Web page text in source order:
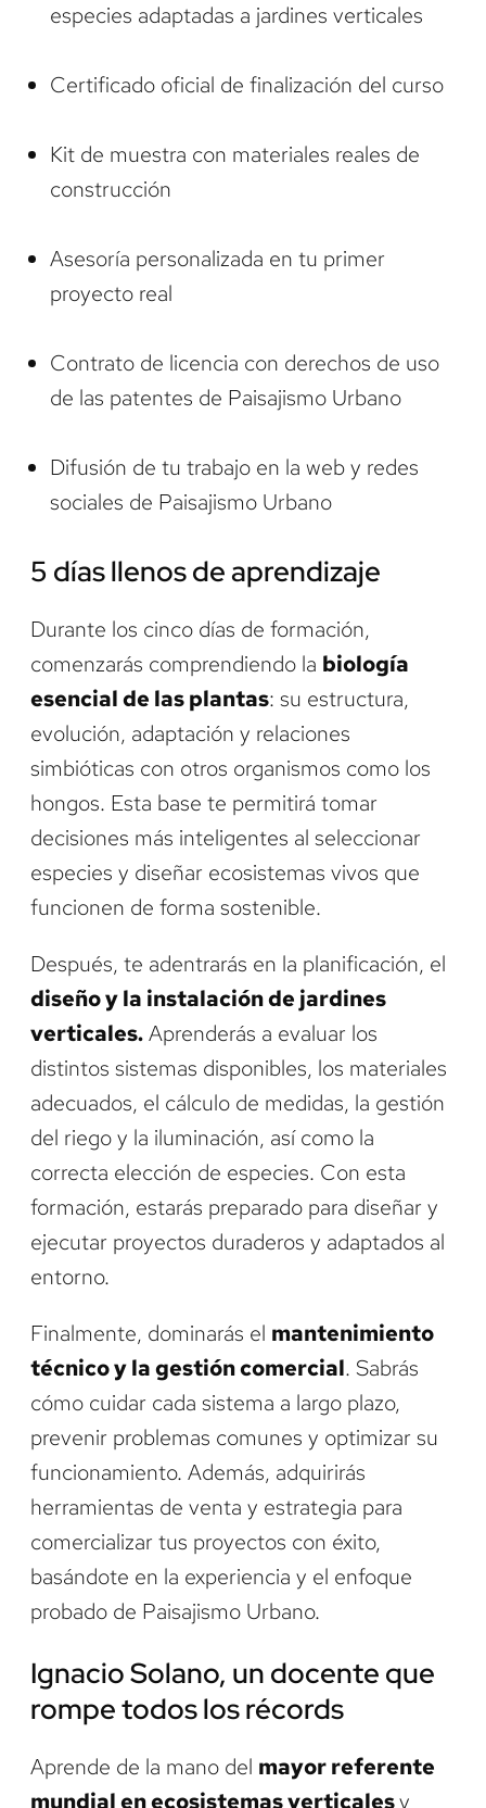
especies adaptadas a jardines verticales
Certificado oficial de finalización del curso
Kit de muestra con materiales reales de
construcción
Asesoría personalizada en tu primer
proyecto real
Contrato de licencia con derechos de uso
de las patentes de Paisajismo Urbano
Difusión de tu trabajo en la web y redes
sociales de Paisajismo Urbano
5 días llenos de aprendizaje
Durante los cinco días de formación,
comenzarás comprendiendo la biología
esencial de las plantas: su estructura,
evolución, adaptación y relaciones
simbióticas con otros organismos como los
hongos. Esta base te permitirá tomar
decisiones más inteligentes al seleccionar
especies y diseñar ecosistemas vivos que
funcionen de forma sostenible.
Después, te adentrarás en la planificación, el
diseño y la instalación de jardines
verticales.Aprenderás a evaluar los
distintos sistemas disponibles, los materiales
adecuados, el cálculo de medidas, la gestión
del riego y la iluminación, así como la
correcta elección de especies. Con esta
formación, estarás preparado para diseñar y
ejecutar proyectos duraderos y adaptados al
entorno.
Finalmente, dominarás el mantenimiento
técnico y la gestión comercial. Sabrás
cómo cuidar cada sistema a largo plazo,
prevenir problemas comunes y optimizar su
funcionamiento. Además, adquirirás
herramientas de venta y estrategia para
comercializar tus proyectos con éxito,
basándote en la experiencia y el enfoque
probado de Paisajismo Urbano.
Ignacio Solano, un docente que
rompe todos los récords
Aprende de la mano del mayor referente
mundial en ecosistemas verticalesy